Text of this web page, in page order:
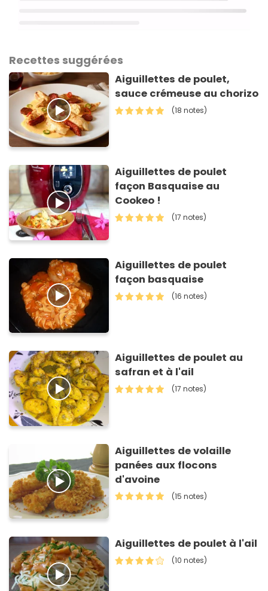
Recettes suggérées
Aiguillettes de poulet,
sauce crémeuse au chorizo
(18 notes)
Aiguillettes de poulet
façon Basquaise au
Cookeo !
(17 notes)
Aiguillettes de poulet
façon basquaise
(16 notes)
Aiguillettes de poulet au
safran et à l'ail
(17 notes)
Aiguillettes de volaille
panées aux flocons
d'avoine
(15 notes)
Aiguillettes de poulet à l'ail
(10 notes)